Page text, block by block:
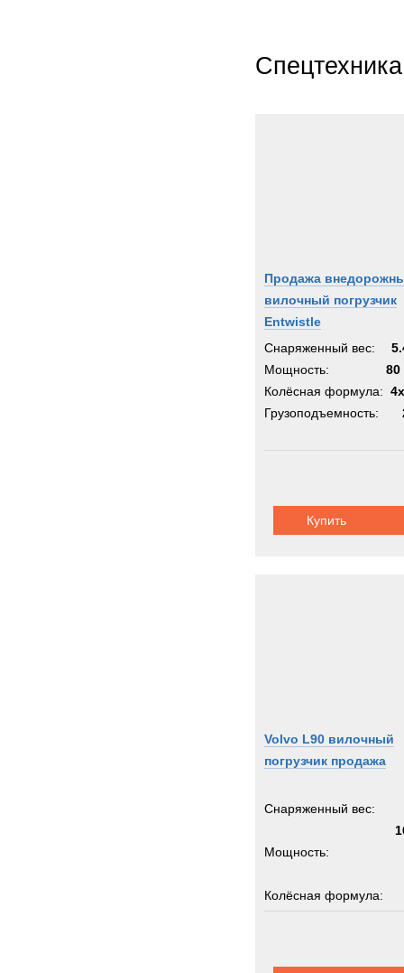
Спецтехника
Продажа
вилочный погрузчик
Entwistle
Снаряженный вес:
Мощность:
80
Колёсная формула:
Грузоподъемность:
Купить
Volvo L90 вилочный
погрузчик продажа
Снаряженный вес:
Мощность:
Колёсная формула: